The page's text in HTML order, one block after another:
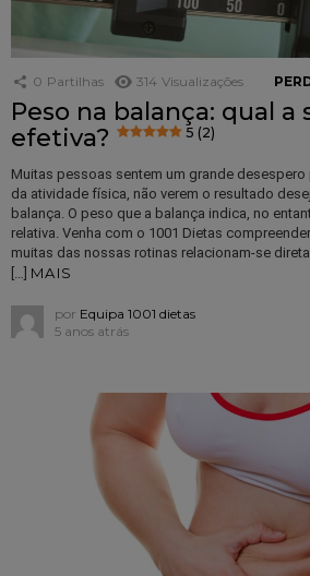
0 Partilhas 314 Visualizações
Peso na balança: qual a
efetiva?
5 (2)
Muitas pessoas sentem um grande
da atividade física, não verem o resultado
balança. O peso que a balança indica, no
relativa. Venha com o 1001 Dietas
muitas das nossas rotinas relacionam-se
[…] MAIS
por Equipa 1001 dietas
5 anos atrás